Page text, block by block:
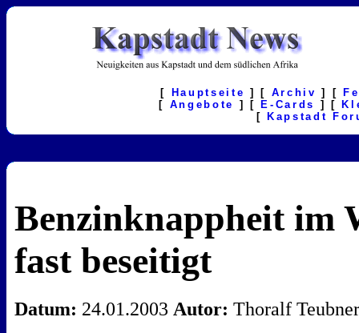
[ Hauptseite ] [ Archiv ] [
[ Angebote ] [ E-Cards ] [
[
Kapstadt
Benzinknappheit im
fast beseitigt
Datum: 24.01.2003 Autor: Thoralf